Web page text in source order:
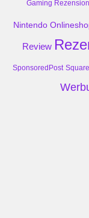
Gaming Rezension
Nintendo
Review
SponsoredPost